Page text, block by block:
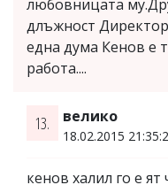
любовницата
длъжност
една дума Кенов е
работа....
13. велико
18.02.2015
кенов халил го е